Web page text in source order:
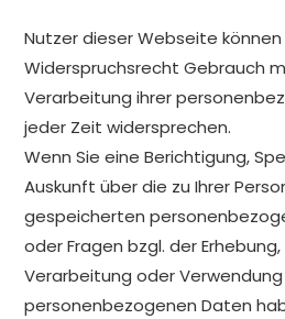
Nutzer dieser Webseite
Widerspruchsrecht Gebrauch
Verarbeitung ihrer
jeder Zeit widersprechen.
Wenn Sie eine Berichtigung,
Auskunft über die zu Ihrer
gespeicherten
oder Fragen bzgl. der Erhebung,
Verarbeitung oder Verwendung
personenbezogenen Daten